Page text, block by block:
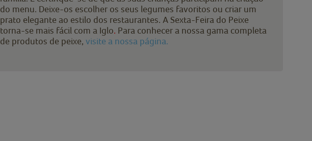
do menu. Deixe-os escolher os seus legumes favoritos ou criar um
prato elegante ao estilo dos restaurantes. A Sexta-Feira do Peixe
torna-se mais fácil com a Iglo. Para conhecer a nossa gama completa
de produtos de peixe, visite a nossa página.